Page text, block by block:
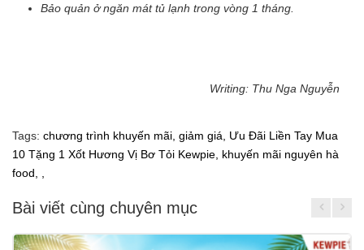
Bảo quản ở ngăn mát tủ lạnh trong vòng 1 tháng.
Writing: Thu Nga Nguyễn
Tags: chương trình khuyến mãi, giảm giá, Ưu Đãi Liền Tay Mua
10 Tặng 1 Xốt Hương Vị Bơ Tỏi Kewpie, khuyến mãi nguyên hà
food,
Bài viết cùng chuyên mục